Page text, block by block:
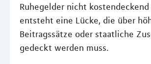
Ruhegelder nicht kostendeckend
entsteht eine Lücke, die über
Beitragssätze oder staatliche
gedeckt werden muss.